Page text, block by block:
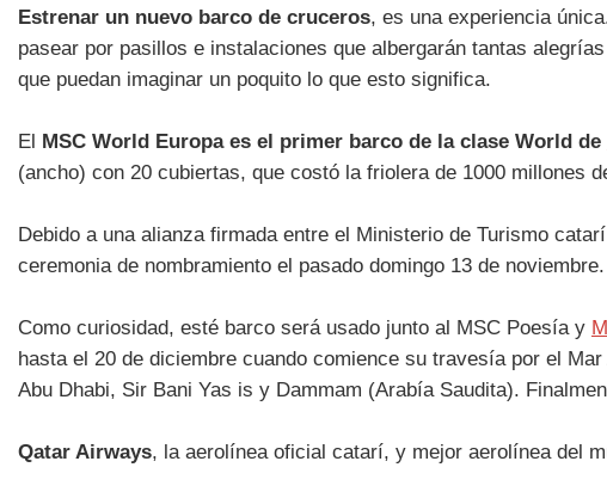
Estrenar un nuevo barco de cruceros, es una experiencia
pasear por pasillos e instalaciones que albergarán tantas
que puedan imaginar un poquito lo que esto significa.
El MSC World Europa es el primer barco de la clase World de
(ancho) con 20 cubiertas, que costó la friolera de 1000 millones
Debido a una alianza firmada entre el Ministerio de Turismo
ceremonia de nombramiento el pasado domingo 13 de noviembre.
Como curiosidad, esté barco será usado junto al MSC Poesía y
hasta el 20 de diciembre cuando comience su travesía por el
Abu Dhabi, Sir Bani Yas is y Dammam (Arabía Saudita).
Qatar Airways, la aerolínea oficial catarí, y mejor aerolínea del